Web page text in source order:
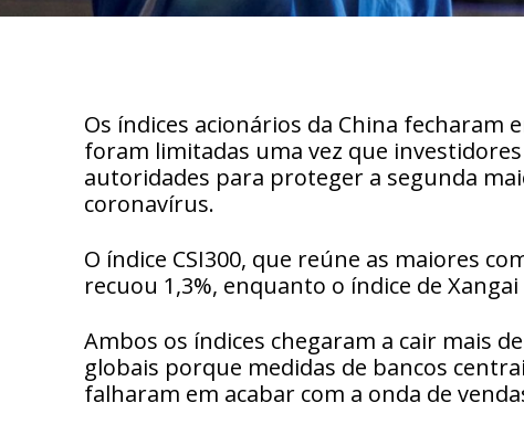
Os índices acionários da China fecharam
foram limitadas uma vez que
autoridades para proteger a segunda
coronavírus.
O índice CSI300, que reúne as maiores
recuou 1,3%, enquanto o índice de
Ambos os índices chegaram a cair mais
globais porque medidas de bancos
falharam em acabar com a onda de